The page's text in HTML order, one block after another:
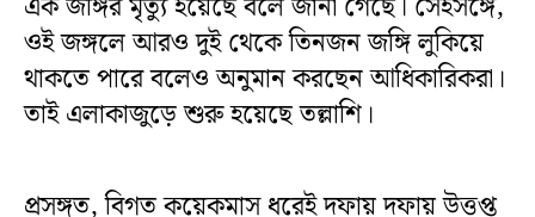
ওই জঙ্গলে আরও দুই থেকে তিনজন জঙ্গি লুকিয়ে
থাকতে পারে বলেও অনুমান করছেন আধিকারিকরা।
তাই এলাকাজুড়ে শুরু হয়েছে তল্লাশি।
প্রসঙ্গত, বিগত কয়েকমাস ধরেই দফায় দফায় উত্তপ্ত